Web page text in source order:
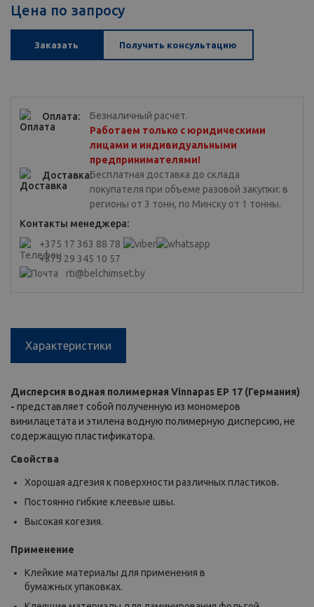
Цена по запросу
Заказать Получить консультацию
Оплата:
Безналичный расчет.
Работаем только с юридическими
лицами и индивидуальными
предпринимателями!
Доставка:Бесплатная доставка до склада
покупателя при объеме разовой закупки: в
регионы от 3 тонн, по Минску от 1 тонны.
Контакты менеджера:
+375 17 363 88 78
+375 29 345 10 57
rti@belchimset.by
Характеристики
Дисперсия водная полимерная Vinnapas EP 17 (Германия)
- представляет собой полученную из мономеров
винилацетата и этилена водную полимерную дисперсию, не
содержащую пластификатора.
Свойства
Хорошая адгезия к поверхности различных пластиков.
Постоянно гибкие клеевые швы.
Высокая когезия.
Применение
Клейкие материалы для применения в
бумажных упаковках.